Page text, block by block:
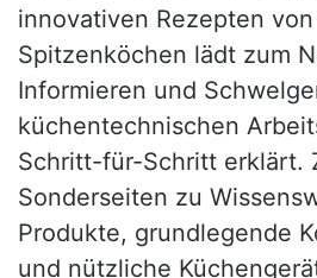
innovativen Rezepten von
Spitzenköchen lädt zum
Informieren und
küchentechnischen
Schritt-für-Schritt erklärt.
Sonderseiten zu
Produkte, grundlegende
und nützliche